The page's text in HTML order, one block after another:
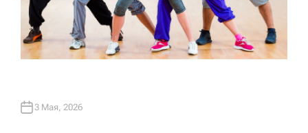
3 Мая, 2026